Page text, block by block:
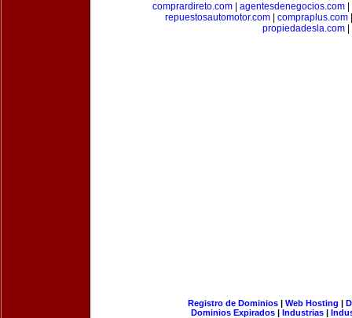
comprardireto.com| agentesdenegocios.com|
repuestosautomotor.com
compraplus.com
propiedadesla.com|
Registro de Dominios| Web Hosting |
Dominios Expirados | Industrias |